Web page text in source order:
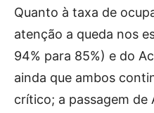
Quanto à taxa de
atenção a queda nos
94% para 85%) e do
ainda que ambos
crítico; a passagem de